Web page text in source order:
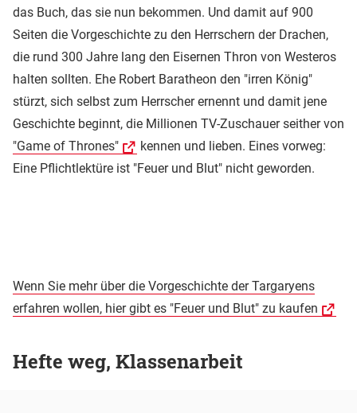
das Buch, das sie nun bekommen. Und damit auf 900
Seiten die Vorgeschichte zu den Herrschern der Drachen,
die rund 300 Jahre lang den Eisernen Thron von Westeros
halten sollten. Ehe Robert Baratheon den "irren König"
stürzt, sich selbst zum Herrscher ernennt und damit jene
Geschichte beginnt, die Millionen TV-Zuschauer seither von
"Game of Thrones"
kennen und lieben. Eines vorweg:
Eine Pflichtlektüre ist "Feuer und Blut" nicht geworden.
Wenn Sie mehr über die Vorgeschichte der Targaryens
erfahren wollen, hier gibt es "Feuer und Blut" zu kaufen
Hefte weg, Klassenarbeit